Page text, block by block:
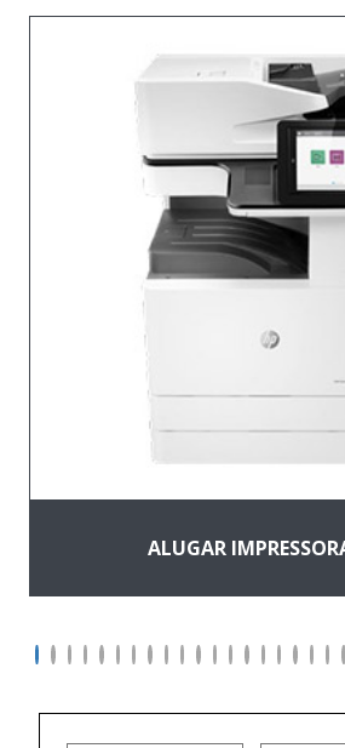
ALUGAR